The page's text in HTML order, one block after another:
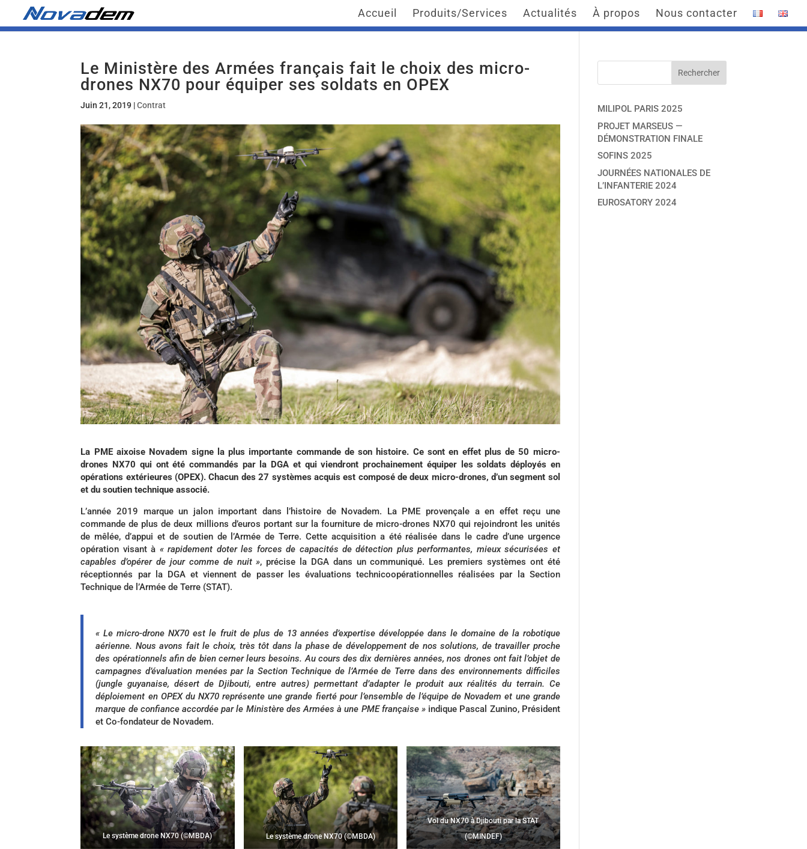
Accueil Produits/Services Actualités À propos Nous contacter
Le Ministère des Armées français fait le choix des micro-
drones NX70 pour équiper ses soldats en OPEX
Juin 21, 2019 |Contrat
La PME aixoise Novadem signe la plus importante commande de son histoire. Ce sont en effet plus de 50 micro-
drones NX70 qui ont été commandés par la DGA et qui viendront prochainement équiper les soldats déployés en
opérations extérieures (OPEX). Chacun des 27 systèmes acquis est composé de deux micro-drones, d’un segment sol
et du soutien technique associé.
L’année 2019 marque un jalon important dans l’histoire de Novadem. La PME provençale a en effet reçu une
commande de plus de deux millions d’euros portant sur la fourniture de micro-drones NX70 qui rejoindront les unités
de mêlée, d’appui et de soutien de l’Armée de Terre. Cette acquisition a été réalisée dans le cadre d’une urgence
opération visant à « rapidement doter les forces de capacités de détection plus performantes, mieux sécurisées et
capables d’opérer de jour comme de nuit », précise la DGA dans un communiqué. Les premiers systèmes ont été
réceptionnés par la DGA et viennent de passer les évaluations technicoopérationnelles réalisées par la Section
Technique de l’Armée de Terre (STAT).
« Le micro-drone NX70 est le fruit de plus de 13 années d’expertise développée dans le domaine de la robotique
aérienne. Nous avons fait le choix, très tôt dans la phase de développement de nos solutions, de travailler proche
des opérationnels afin de bien cerner leurs besoins. Au cours des dix dernières années, nos drones ont fait l’objet de
campagnes d’évaluation menées par la Section Technique de l’Armée de Terre dans des environnements difficiles
(jungle guyanaise, désert de Djibouti, entre autres) permettant d’adapter le produit aux réalités du terrain. Ce
déploiement en OPEX du NX70 représente une grande fierté pour l’ensemble de l’équipe de Novadem et une grande
marque de confiance accordée par le Ministère des Armées à une PME française » indique Pascal Zunino, Président
et Co-fondateur de Novadem.
Le système drone NX70 (©MBDA) Le système drone NX70 (©MBDA)
Vol du NX70 à Djibouti par la STAT
(©MINDEF)
MILIPOL PARIS 2025
PROJET MARSEUS —
DÉMONSTRATION FINALE
SOFINS 2025
JOURNÉES NATIONALES DE
L’INFANTERIE 2024
EUROSATORY 2024